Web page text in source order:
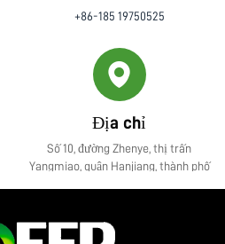
+86-185 19750525
Địa chỉ
Số 10, đường Zhenye, thị trấn
Yangmiao, quận Hanjiang, thành phố